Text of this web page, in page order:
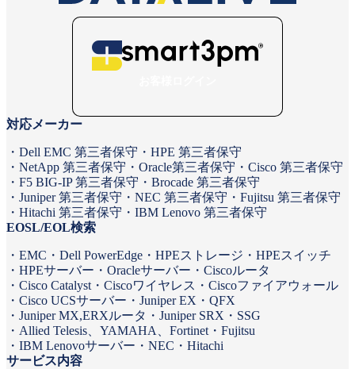
対応メーカー
Dell EMC 第三者保守
HPE 第三者保守
NetApp 第三者保守
Oracle第三者保守
Cisco 第三者保守
F5 BIG-IP 第三者保守
Brocade 第三者保守
Juniper 第三者保守
NEC 第三者保守
Fujitsu 第三者保守
Hitachi 第三者保守
IBM Lenovo 第三者保守
EOSL/EOL検索
EMC Dell PowerEdge HPEストレージ
HPEスイッチ
HPEサーバー
Oracleサーバー
Ciscoルータ
Cisco Catalyst
Ciscoワイヤレス
Ciscoファイアウォール
Cisco UCSサーバー
Juniper EX・QFX
Juniper MX,ERXルータ
Juniper SRX・SSG
Allied Telesis、YAMAHA、Fortinet
Fujitsu
IBM Lenovoサーバー
NEC
Hitachi
サービス内容